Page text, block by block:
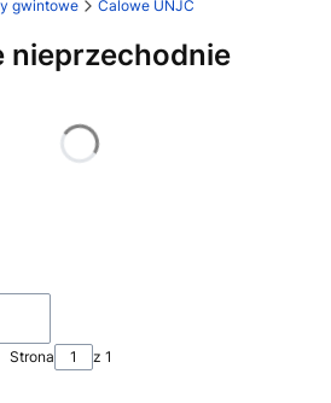
gwintowe Calowe UNJC
nieprzechodnie
Strona z 1